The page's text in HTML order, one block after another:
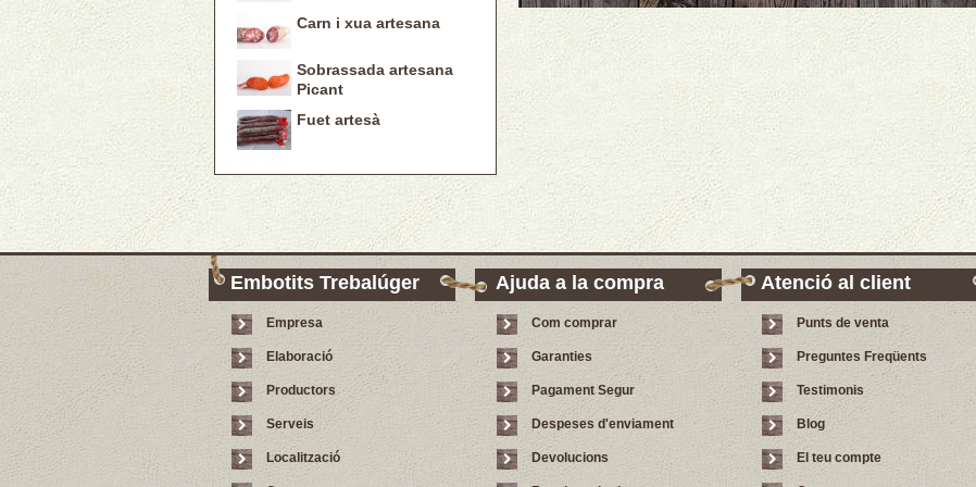
Carn i xua artesana
Sobrassada artesana
Picant
Fuet artesà
Embotits Trebalúger
Empresa
Elaboració
Productors
Serveis
Localització
Ajuda a la compra
Com comprar
Garanties
Pagament Segur
Despeses d'enviament
Devolucions
Atenció al client
Punts de venta
Preguntes Freqüents
Testimonis
Blog
El teu compte